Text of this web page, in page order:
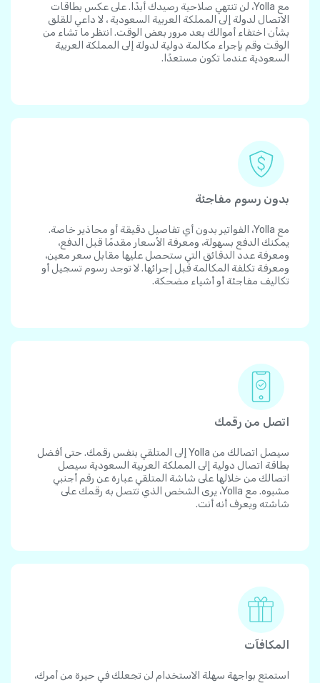
مع Yolla، لن تنتهي صلاحية رصيدك أبدًا. على عكس بطاقات
الاتصال لدولة إلى المملكة العربية السعودية ، لا داعي للقلق
بشأن اختفاء أموالك بعد مرور بعض الوقت. انتظر ما تشاء من
الوقت وقم بإجراء مكالمة دولية لدولة إلى المملكة العربية
السعودية عندما تكون مستعدًا.
بدون رسوم مفاجئة
مع Yolla، الفواتير بدون أي تفاصيل دقيقة أو محاذير خاصة.
يمكنك الدفع بسهولة، ومعرفة الأسعار مقدمًا قبل الدفع،
ومعرفة عدد الدقائق التي ستحصل عليها مقابل سعر معين،
ومعرفة تكلفة المكالمة قبل إجرائها. لا توجد رسوم تسجيل أو
تكاليف مفاجئة أو أشياء مضحكة.
اتصل من رقمك
سيصل اتصالك من Yolla إلى المتلقي بنفس رقمك. حتى أفضل
بطاقة اتصال دولية إلى المملكة العربية السعودية سيصل
اتصالك من خلالها على شاشة المتلقي عبارة عن رقم أجنبي
مشبوه. مع Yolla، يرى الشخص الذي تتصل به رقمك على
شاشته ويعرف أنه أنت.
المكافآت
استمتع بواجهة سهلة الاستخدام لن تجعلك في حيرة من أمرك،